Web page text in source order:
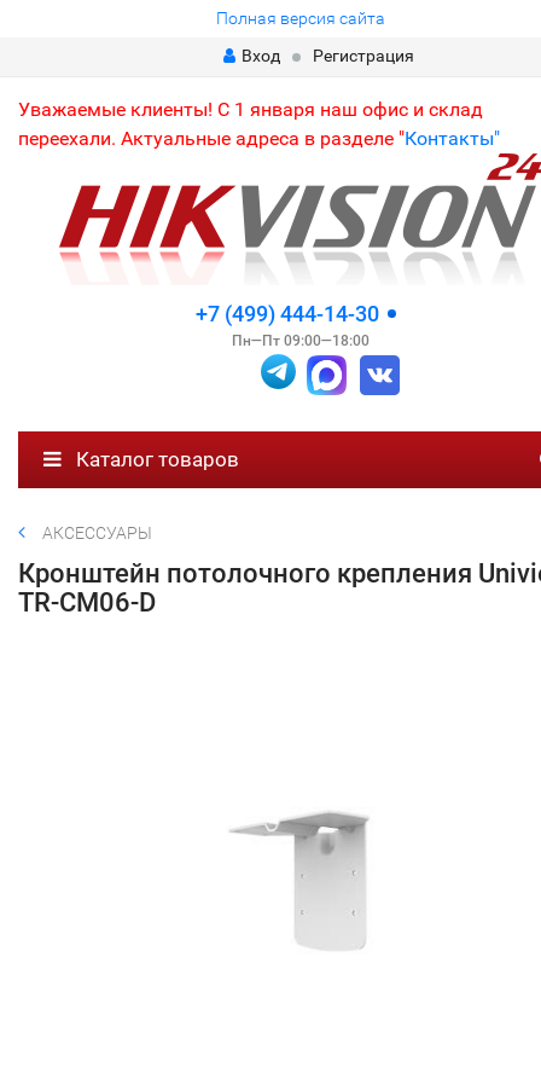
Полная версия сайта
Вход
Регистрация
Уважаемые клиенты! С 1 января наш офис и склад
переехали. Актуальные адреса в разделе "Контакты"
+7 (499) 444-14-30
Пн—Пт 09:00—18:00
Каталог товаров
АКСЕССУАРЫ
Кронштейн потолочного крепления
TR-CM06-D